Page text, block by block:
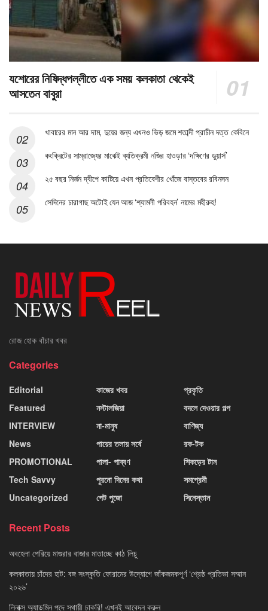
যশোরের নিষিদ্ধপল্লীতে এক সময় কলকাতা থেকেই
আসতেন বাবুরা
খাবারের মান আর দাম, দুয়ের জন্য এখনও ভিড় জমে শতাব্দী প্রাচীন দত্ত কেবিনে
কংক্রিটের সাম্রাজ্যের মাঝেই ব্যতিক্রমী নজির হাওড়ার ‘দক্ষিণের ডুয়ার্স’
২৫ বছর নির্জন দ্বীপে কাটিয়ে এখন প্রতিবেশীর খোঁজে বাস্তবের রবিনসন
সেদিনের চারাগাছ অটোই যেন আজ ‘শ্যামলী পরিবহন’ নামের মহীরুহ!
রোজ হোক বাঁচার খবর
Categories
Editorial
Featured
INTERVIEW
News
PROMOTIONAL
Tech Savvy
Uncategorized
কাজের খবর
নস্টালজিয়া
না-মানুষ
পায়ের তলায় সর্ষে
পালা- পাব্বণ
পুরনো দিনের কথা
পেট পুজো
প্রকৃতি
বদলে দেওয়ার গল্প
বাণিজ্য
রক-টক
শিকড়ের টান
সমপ্রেমী
সিনেস্তান
Recent Posts
অবহেলা পেরিয়ে মাগুরার বাজার মাতাচ্ছে কাঠ লিচু
কলকাতায় চাঁদের হাট: বঙ্গ সংস্কৃতি ফোরামের উদ্যোগে জাঁকজমকপূর্ণ ‘শ্রেষ্ঠ প্রতিভা সম্মান
২০২৬’
লিনাক্স অ্যাডমিন পদে স্থায়ী চাকরি! এখনই আবেদন করুন